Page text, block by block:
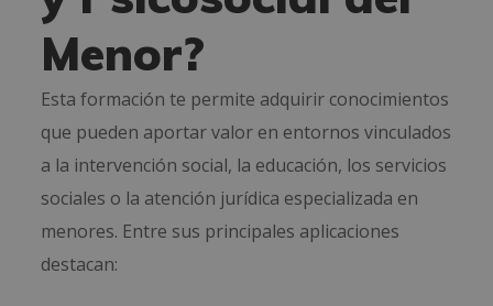
Menor?
Esta formación te permite adquirir conocimientos
que pueden aportar valor en entornos vinculados
a la intervención social, la educación, los servicios
sociales o la atención jurídica especializada en
menores. Entre sus principales aplicaciones
destacan: